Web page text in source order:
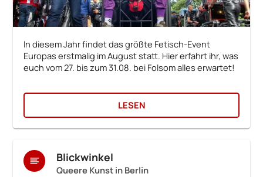
In diesem Jahr findet das größte Fetisch-Event
Europas erstmalig im August statt. Hier erfahrt ihr, was
euch vom 27. bis zum 31.08. bei Folsom alles erwartet!
LESEN
Blickwinkel
Queere Kunst in Berlin